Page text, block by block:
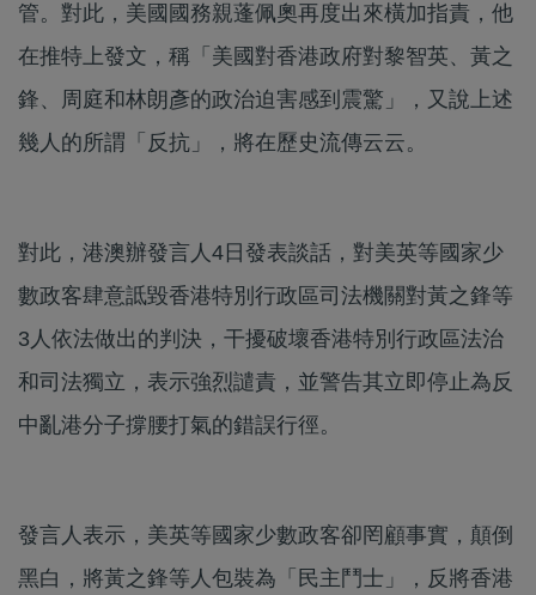
管。對此，美國國務親蓬佩奧再度出來橫加指責，他
在推特上發文，稱「美國對香港政府對黎智英、黃之
鋒、周庭和林朗彥的政治迫害感到震驚」，又說上述
幾人的所謂「反抗」，將在歷史流傳云云。
對此，港澳辦發言人4日發表談話，對美英等國家少
數政客肆意詆毀香港特別行政區司法機關對黃之鋒等
3人依法做出的判決，干擾破壞香港特別行政區法治
和司法獨立，表示強烈譴責，並警告其立即停止為反
中亂港分子撐腰打氣的錯誤行徑。
發言人表示，美英等國家少數政客卻罔顧事實，顛倒
黑白，將黃之鋒等人包裝為「民主鬥士」，反將香港